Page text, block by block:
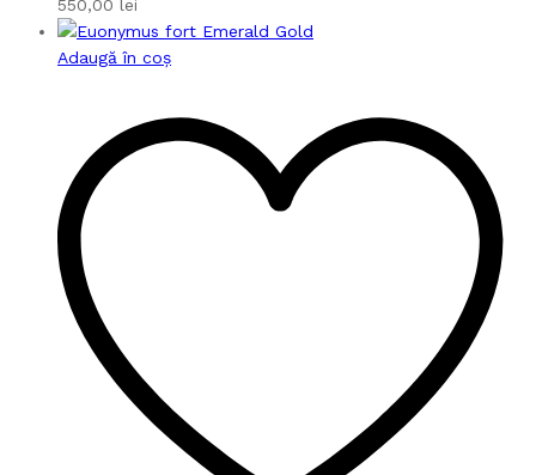
550,00 lei
Adaugă în coș